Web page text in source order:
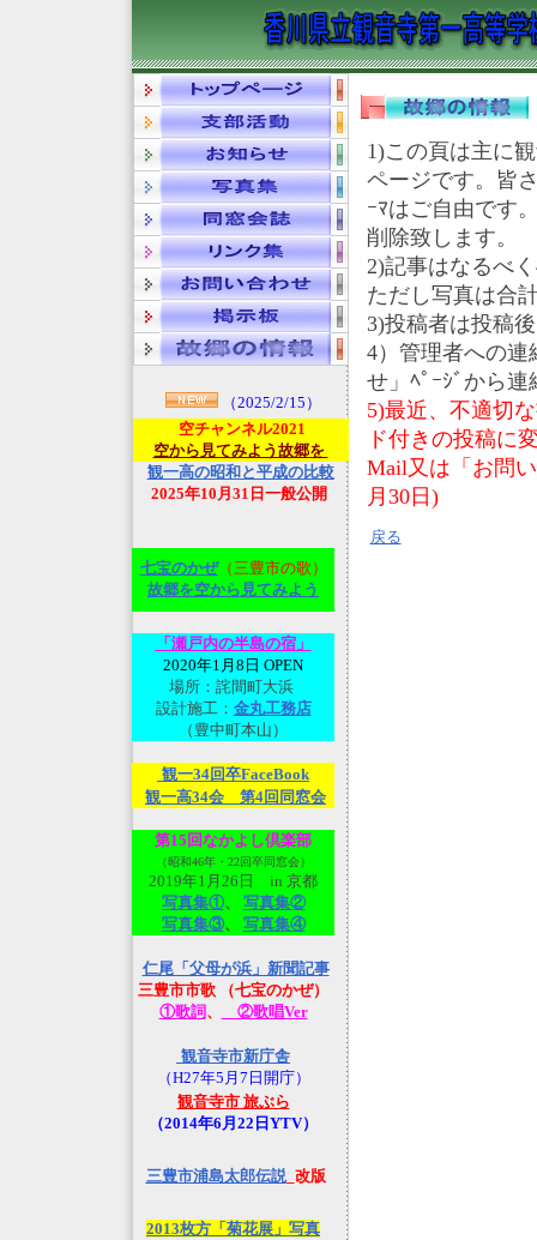
（2025/2/15）
空チャンネル2021
空から見てみよう故郷を
観一高の昭和と平成の比較
2025年10月31日一般公開
七宝のかぜ（三豊市の歌）
故郷を空から見てみよ う
「瀬戸内の半島の宿」
2020年1月8日 OPEN
場所：詫間町大浜
設計施工： 金丸工務店
（豊中町本山）
観一34回卒FaceBook
観一高34会 第4回同窓会
第15回なかよし倶楽部
（昭和46年・22回卒同窓会）
2019年1月26日 in 京都
写真集①、 写真集②
写真集③、 写真集④
仁尾「父母が浜」新聞記事
三豊市市歌 （七宝のかぜ）
①歌詞、 ②歌唱Ver
観音寺市新庁舎
（H27年5月7日開庁）
観音寺市 旅ぶら
（2014年6月22日YTV）
三豊市浦島太郎伝説_改版
2013枚方「菊花展」写真
1)この頁は主に
ページです。皆
ｰﾏはご自由です
削除致します。
2)記事はなるべ
ただし写真は合
3)投稿者は投稿
4）管理者への
せ」ﾍﾟｰｼﾞから連
5)最近、不適切
ド付きの投稿に
Mail又は「お問
月30日)
戻る